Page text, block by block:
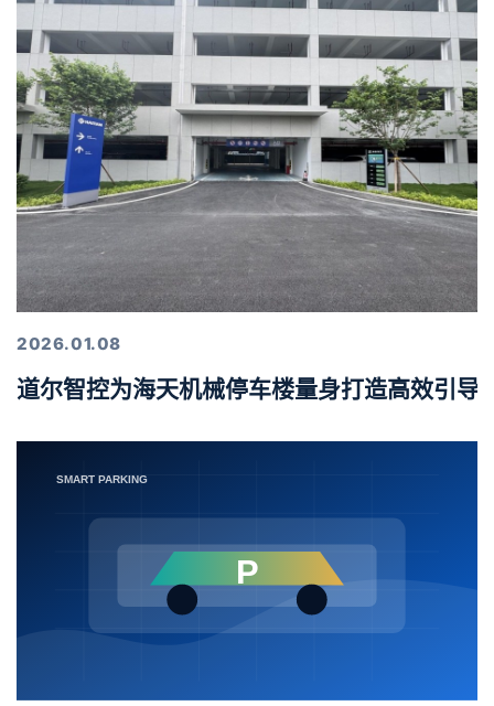
2026.01.08
道尔智控为海天机械停车楼量身打造高效引导